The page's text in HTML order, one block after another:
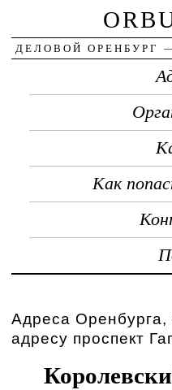
ДЕЛОВОЙ ОРЕНБУРГ
Как
Адреса Оренбурга,
адресу проспект